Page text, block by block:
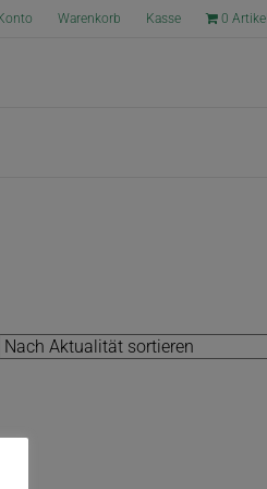
Warenkorb Kasse 0 Artikel